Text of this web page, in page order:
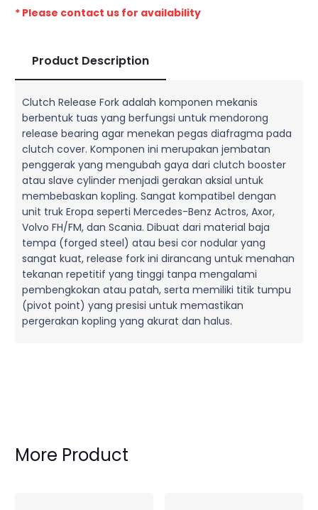
* Please contact us for availability
Product Description
Clutch Release Fork adalah komponen mekanis
berbentuk tuas yang berfungsi untuk mendorong
release bearing agar menekan pegas diafragma pada
clutch cover. Komponen ini merupakan jembatan
penggerak yang mengubah gaya dari clutch booster
atau slave cylinder menjadi gerakan aksial untuk
membebaskan kopling. Sangat kompatibel dengan
unit truk Eropa seperti Mercedes-Benz Actros, Axor,
Volvo FH/FM, dan Scania. Dibuat dari material baja
tempa (forged steel) atau besi cor nodular yang
sangat kuat, release fork ini dirancang untuk menahan
tekanan repetitif yang tinggi tanpa mengalami
pembengkokan atau patah, serta memiliki titik tumpu
(pivot point) yang presisi untuk memastikan
pergerakan kopling yang akurat dan halus.
More Product